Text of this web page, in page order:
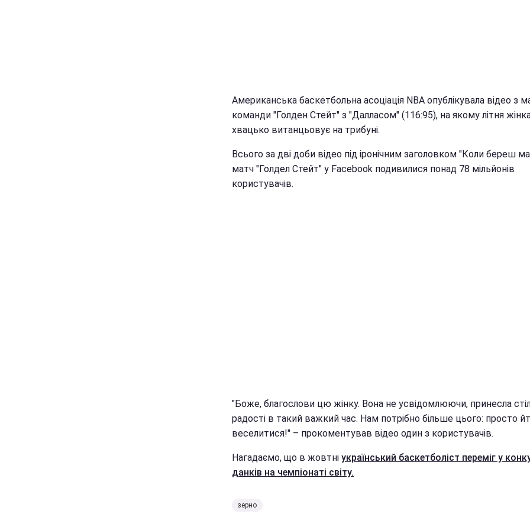
Американська баскетбольна асоціація NBA опублікувала відео з
команди "Голден Стейт" з "Далласом" (116:95), на якому літня
хвацько витанцьовує на трибуні.
Всього за дві доби відео під іронічним заголовком "Коли береш
матч "Голдел Стейт" у Facebook подивилися понад 78 мільйонів
користувачів.
"Боже, благослови цю жінку. Вона не усвідомлюючи, принесла
радості в такий важкий час. Нам потрібно більше цього: просто
веселитися!" – прокоментував відео один з користувачів.
Нагадаємо, що в жовтні український баскетболіст переміг у
данків на чемпіонаті світу.
зерно